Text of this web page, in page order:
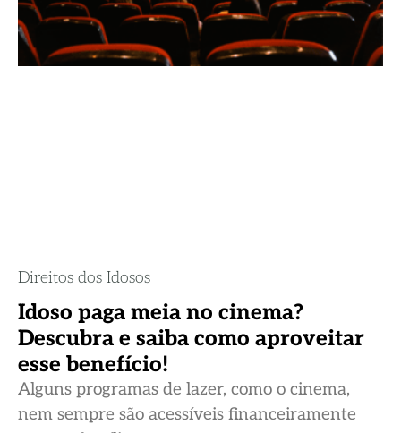
Direitos dos Idosos
Idoso paga meia no cinema?
Descubra e saiba como aproveitar
esse benefício!
Alguns programas de lazer, como o cinema,
nem sempre são acessíveis financeiramente